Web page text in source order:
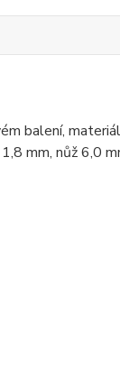
balení,
mm, nůž 6,0